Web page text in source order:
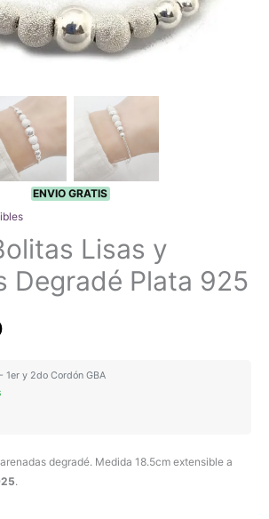
ENVIO GRATIS
Lisas y
Degradé Plata 925
1er y 2do Cordón GBA
degradé. Medida 18.5cm extensible a
.